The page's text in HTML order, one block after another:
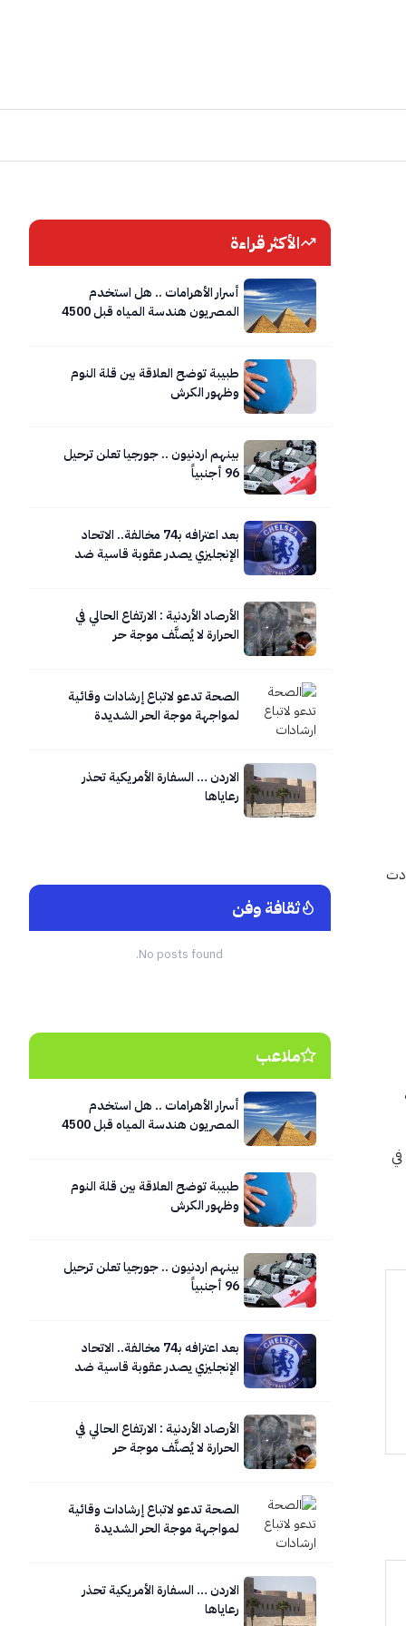
الأكثر قراءة
أسرار الأهرامات .. هل استخدم
المصريون هندسة المياه قبل 4500
طبيبة توضح العلاقة بين قلة النوم
وظهور الكرش
بينهم اردنيون .. جورجيا تعلن ترحيل
96 أجنبياً
بعد اعترافه بـ74 مخالفة.. الاتحاد
الإنجليزي يصدر عقوبة قاسية ضد
الأرصاد الأردنية : الارتفاع الحالي في
الحرارة لا يُصنَّف موجة حر
الصحة تدعو لاتباع إرشادات وقائية
لمواجهة موجة الحر الشديدة
الاردن … السفارة الأمريكية تحذر
رعاياها
ثقافة وفن
No posts found.
ملاعب
أسرار الأهرامات .. هل استخدم
المصريون هندسة المياه قبل 4500
طبيبة توضح العلاقة بين قلة النوم
وظهور الكرش
بينهم اردنيون .. جورجيا تعلن ترحيل
96 أجنبياً
بعد اعترافه بـ74 مخالفة.. الاتحاد
الإنجليزي يصدر عقوبة قاسية ضد
الأرصاد الأردنية : الارتفاع الحالي في
الحرارة لا يُصنَّف موجة حر
الصحة تدعو لاتباع إرشادات وقائية
لمواجهة موجة الحر الشديدة
الاردن … السفارة الأمريكية تحذر
رعاياها